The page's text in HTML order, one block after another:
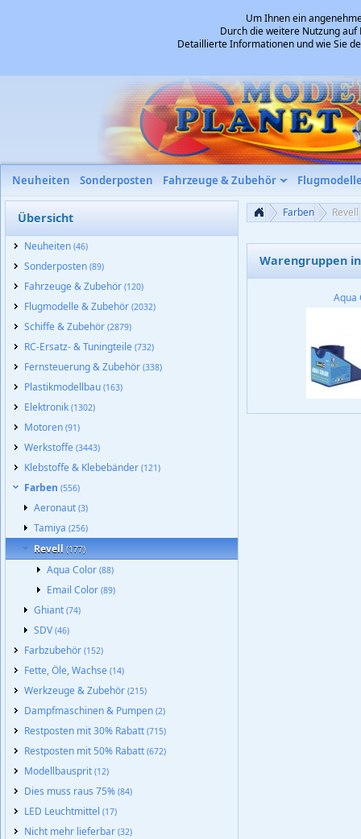
Neuheiten Sonderposten Fahrzeuge & Zubehör
Übersicht
Neuheiten (46)
Sonderposten (89)
Fahrzeuge & Zubehör (120)
Flugmodelle & Zubehör (2032)
Schiffe & Zubehör (2879)
RC-Ersatz- & Tuningteile (732)
Fernsteuerung & Zubehör (338)
Plastikmodellbau (163)
Elektronik (1302)
Motoren (91)
Werkstoffe (3443)
Klebstoffe & Klebebänder (121)
Farben (556)
Aeronaut (3)
Tamiya (256)
Revell (177)
Aqua Color (88)
Email Color (89)
Ghiant (74)
SDV (46)
Farbzubehör (152)
Fette, Öle, Wachse (14)
Werkzeuge & Zubehör (215)
Dampfmaschinen & Pumpen (2)
Restposten mit 30% Rabatt (715)
Restposten mit 50% Rabatt (672)
Modellbausprit (12)
Dies muss raus 75% (84)
LED Leuchtmittel (17)
Nicht mehr lieferbar (32)
Um Ihnen ein
Durch die weitere Nutzung
Detaillierte Informationen und wie Sie
Farben Revell
Warengruppen
Aqua